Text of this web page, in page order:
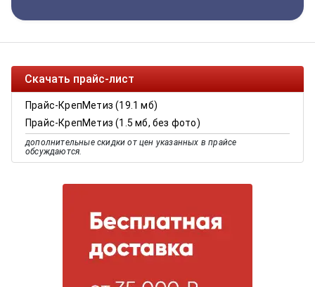
Скачать прайс-лист
Прайс-КрепМетиз (19.1 мб)
Прайс-КрепМетиз (1.5 мб, без фото)
дополнительные скидки от цен указанных в прайсе
обсуждаются.